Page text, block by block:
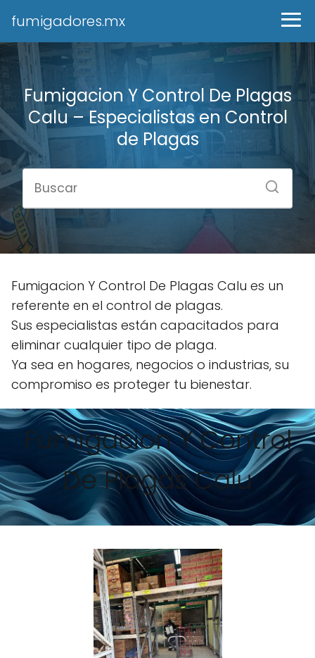
fumigadores.mx
Fumigacion Y Control De Plagas
Calu – Especialistas en Control
de Plagas
Fumigacion Y Control De Plagas Calu es un
referente en el control de plagas.
Sus especialistas están capacitados para
eliminar cualquier tipo de plaga.
Ya sea en hogares, negocios o industrias, su
compromiso es proteger tu bienestar.
Fumigacion Y Control
De Plagas Calu